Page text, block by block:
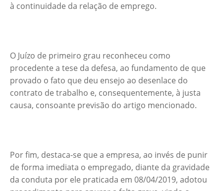
à continuidade da relação de emprego.
O Juízo de primeiro grau reconheceu como
procedente a tese da defesa, ao fundamento de que
provado o fato que deu ensejo ao desenlace do
contrato de trabalho e, consequentemente, à justa
causa, consoante previsão do artigo mencionado.
Por fim, destaca-se que a empresa, ao invés de punir
de forma imediata o empregado, diante da gravidade
da conduta por ele praticada em 08/04/2019, adotou